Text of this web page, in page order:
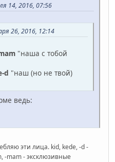
14, 2016, 07:56
26, 2016, 12:14
"наша с тобой
d "наш (но не твой)
ведь:
эти лица. kid, kede, -d -
-mam - эксклюзивные